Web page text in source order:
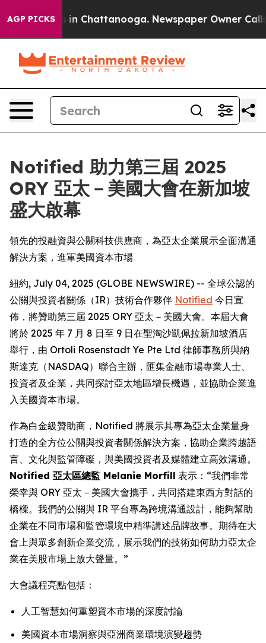
AGP PICKS
Chaos in Chattanooga. Newspaper Owner Calls
Notified 助力第三屆 2025
ORY 亞太－美國大會在新加坡
盛大啟幕
領先的投融資與公關科技供應商，為亞太企業展示全面溝通
解決方案，進軍美國資本市場
紐約, July 04, 2025 (GLOBE NEWSWIRE) -- 全球公認的
公關與投資者關係（IR）技術合作夥伴 Notified 今日宣
佈，將贊助第三屆 2025 ORY 亞太－美國大會。本屆大會
將於 2025 年 7 月 8 日至 9 日在聖淘沙凱佩拉新加坡酒店
舉行，由 Ortoli Rosenstadt Ye Pte Ltd 律師事務所與納
斯達克（NASDAQ）聯合主辦，匯集金融市場專業人士、
投資者及企業，共同探討亞太地區增長機遇，並協助企業進
入美國資本市場。
作為白金級贊助商，Notified 將展示其專為亞太企業量身
打造的全方位公關與投資者關係解決方案，協助企業跨越語
言、文化與監管障礙，與美國投資者及媒體建立高效溝通。
Notified 亞太區總監 Melanie Morfill 表示：“我們非常
榮幸與 ORY 亞太－美國大會攜手，共同搭建東西方對話的
橋樑。我們的公關與 IR 平台專為跨境溝通設計，能夠幫助
企業在不同市場和監管環境中精準講述品牌故事。期待在大
會上與眾多創新企業交流，展示我們的技術如何助力亞太企
業在美股市場上放大聲量。”
大會議程亮點包括：
人工智慧如何重塑資本市場的深度討論
美國資本市場洞察與亞洲商業環境演變趨勢